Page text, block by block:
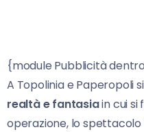
{module Pubblicità
A Topolinia e Paperopoli
realtà e fantasiain cui si
operazione, lo